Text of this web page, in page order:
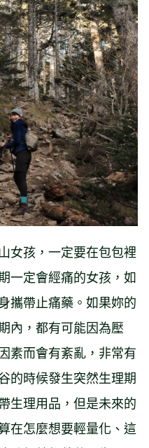
女孩，一定要在包包裡
一定會經痛的女孩，如
攜帶止痛藥。如果妳的
內，都有可能因為壓
素而會有紊亂，非常有
的時候發生突然生理期
生理用品，但是未來的
在怎麼想要輕量化、這